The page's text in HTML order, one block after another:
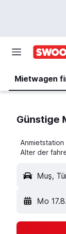
Mietwagen
Günstige
Anmietstation
Alter der
Muş,
Mo 17.8.